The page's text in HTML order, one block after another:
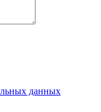
данных